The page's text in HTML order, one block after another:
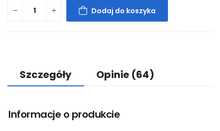
Dodaj do koszyka
Szczegóły Opinie (64)
Informacje o produkcie